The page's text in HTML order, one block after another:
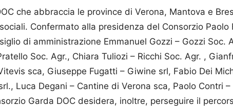
che abbraccia le province di Verona, Mantova e
Confermato alla presidenza del Consorzio Paolo
di amministrazione Emmanuel Gozzi – Gozzi Soc.
Soc. Agr., Chiara Tuliozi – Ricchi Soc. Agr. ,
sca, Giuseppe Fugatti – Giwine srl, Fabio Dei
Luca Degani – Cantine di Verona sca, Paolo Contri –
Garda DOC desidera, inoltre, perseguire il